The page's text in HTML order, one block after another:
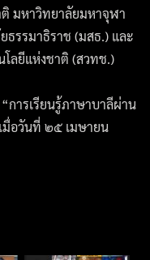
มหาวิทยาลัยมหาจุฬา
รรมาธิราช (มสธ.) และ
ลยีแห่งชาติ (สวทช.)
การเรียนรู้ภาษาบาลีผ่าน
มื่อวันที่ ๒๕ เมษายน